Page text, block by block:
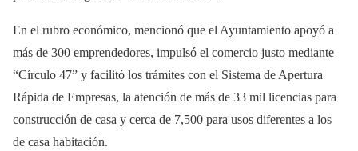
En el rubro económico, mencionó que el Ayuntamiento apoyó a
más de 300 emprendedores, impulsó el comercio justo mediante
“Círculo 47” y facilitó los trámites con el Sistema de Apertura
Rápida de Empresas, la atención de más de 33 mil licencias para
construcción de casa y cerca de 7,500 para usos diferentes a los
de casa habitación.